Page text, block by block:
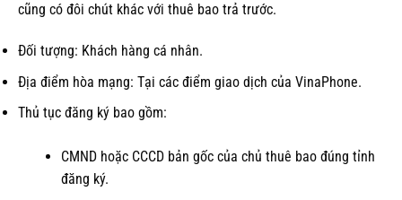
cũng có đôi chút khác với thuê bao trả trước.
Đối tượng: Khách hàng cá nhân.
Địa điểm hòa mạng: Tại các điểm giao dịch của VinaPhone.
Thủ tục đăng ký bao gồm:
CMND hoặc CCCD bản gốc của chủ thuê bao đúng tỉnh
đăng ký.